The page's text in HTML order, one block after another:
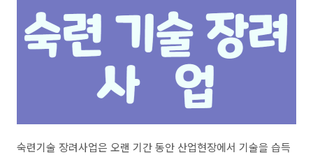
숙련기술 장려사업은 오랜 기간 동안 산업현장에서 기술을 습득